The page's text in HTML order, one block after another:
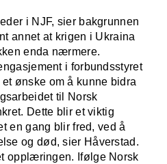
i NJF, sier bakgrunnen
annet at krigen i Ukraina
enda nærmere.
i forbundsstyret
ønske om å kunne bidra
til Norsk
Dette blir et viktig
en gang blir fred, ved å
og død, sier Håverstad.
opplæringen. Ifølge Norsk